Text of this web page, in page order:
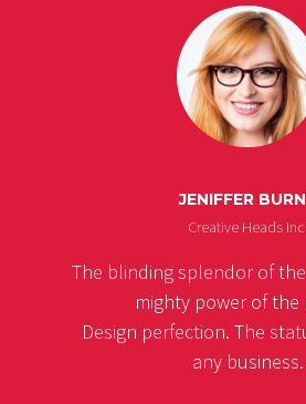
JENIFFER
Creative Heads Inc.
The blinding splendor of
mighty power of the
Design perfection. The
any business.